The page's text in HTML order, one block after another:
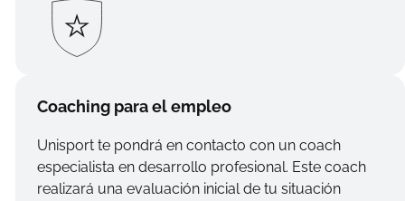
Coaching para el empleo
Unisport te pondrá en contacto con un coach
especialista en desarrollo profesional. Este coach
realizará una evaluación inicial de tu situación